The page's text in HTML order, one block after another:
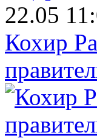
22.05
Кохир